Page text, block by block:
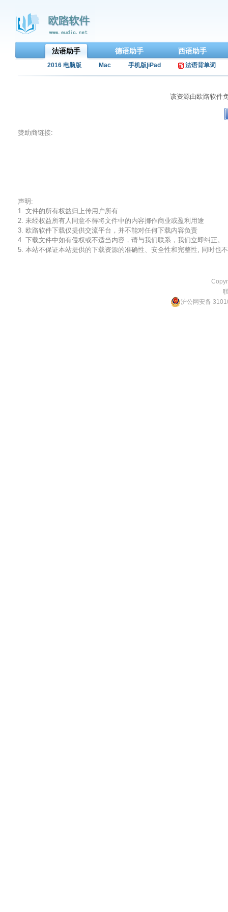
法语助手 德语助手 西语助手
2016 电脑版 Mac 手机版|iPad 法语背单词
该资源由欧路软件
赞助商链接:
声明:
1. 文件的所有权益归上传用户所有
2. 未经权益所有人同意不得将文件中的内容挪作商业或盈利用途
3. 欧路软件下载仅提供交流平台，并不能对任何下载内容负责
4. 下载文件中如有侵权或不适当内容，请与我们联系，我们立即纠正。
5. 本站不保证本站提供的下载资源的准确性、安全性和完整性, 同时也
沪公网安备